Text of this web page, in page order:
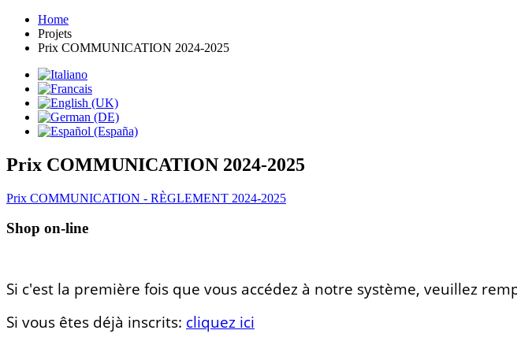
Home
Projets
Prix COMMUNICATION 2024-2025
Prix COMMUNICATION 2024-2025
Prix COMMUNICATION - RÈGLEMENT 2024-2025
Shop on-line
Si c'est la première fois que vous accédez à notre système, veuillez
Si vous êtes déjà inscrits: cliquez ici